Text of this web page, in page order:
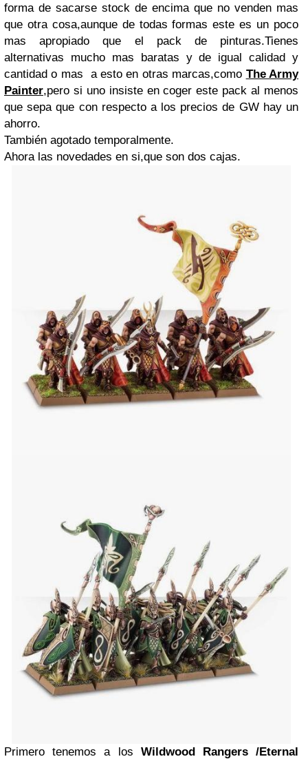
forma de sacarse stock de encima que no venden mas
que otra cosa,aunque de todas formas este es un poco
mas apropiado que el pack de pinturas.Tienes
alternativas mucho mas baratas y de igual calidad y
cantidad o mas a esto en otras marcas,como The Army
Painter,pero si uno insiste en coger este pack al menos
que sepa que con respecto a los precios de GW hay un
ahorro.
También agotado temporalmente.
Ahora las novedades en si,que son dos cajas.
Primero tenemos a los Wildwood Rangers /Eternal